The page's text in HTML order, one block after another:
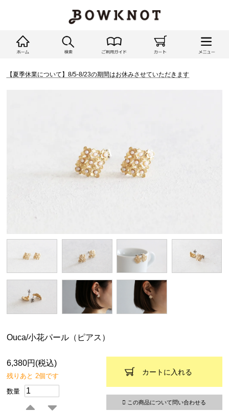
【夏季休業について】8/5-8/23の期間はお休みさせていただきます
Ouca/小花パール（ピアス）
6,380円(税込)
残りあと 2個です
数量
カートに入れる
この商品について問い合わせる